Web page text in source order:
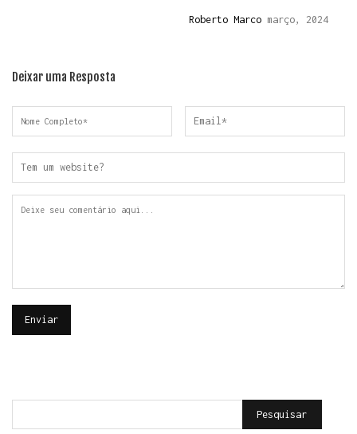
Roberto Marcomarço, 2024
Deixar uma Resposta
Pesquisar